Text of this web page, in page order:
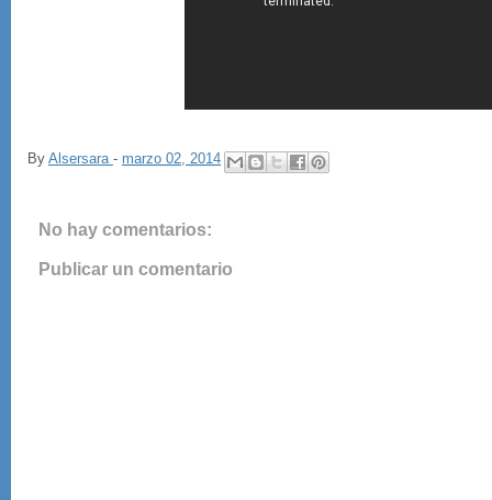
By Alsersara - marzo 02, 2014
No hay comentarios:
Publicar un comentario